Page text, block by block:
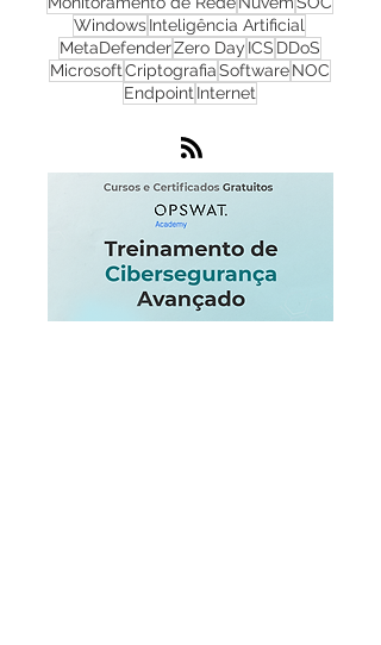
NGFWInfraestruturaDadosLGPDOT
PhishingFlowmonIAIoT
Monitoramento de RedeNuvemSOC
WindowsInteligência Artificial
MetaDefenderZero DayICS
EndpointInternet